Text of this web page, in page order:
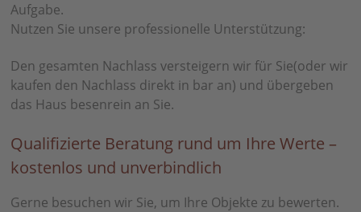
Aufgabe.
Nutzen Sie unsere professionelle Unterstützung:
Den gesamten Nachlass versteigern wir für Sie(oder wir
kaufen den Nachlass direkt in bar an) und übergeben
das Haus besenrein an Sie.
Qualifizierte Beratung rund um Ihre Werte –
kostenlos und unverbindlich
Gerne besuchen wir Sie, um Ihre Objekte zu bewerten.